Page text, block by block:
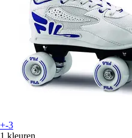
+-3
1 kleuren